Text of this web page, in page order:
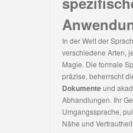
In der Welt der
verschiedene Arten,
Magie. Die formale
präzise, beherrscht
Dokumenteund
Abhandlungen. Ihr
Umgangssprache,
Nähe und